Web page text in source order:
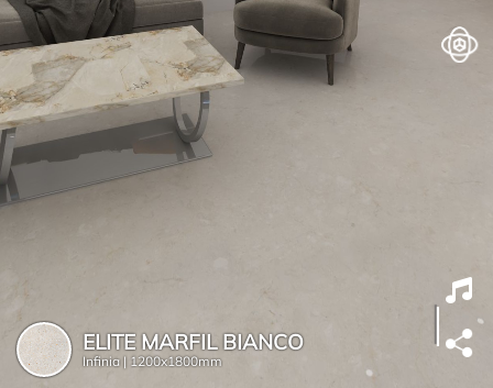
ELITE MARFIL BIANCO
Infinia | 1200x1800mm